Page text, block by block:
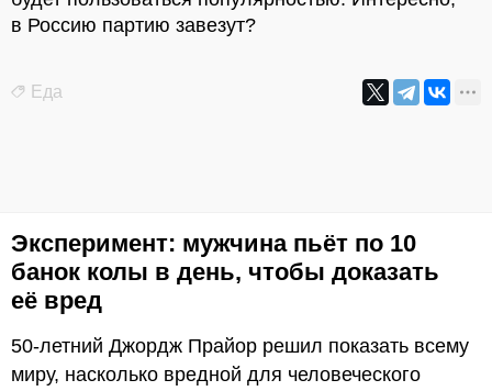
в Россию партию завезут?
Еда
Эксперимент: мужчина пьёт по 10
банок колы в день, чтобы доказать
её вред
50-летний Джордж Прайор решил показать всему
миру, насколько вредной для человеческого